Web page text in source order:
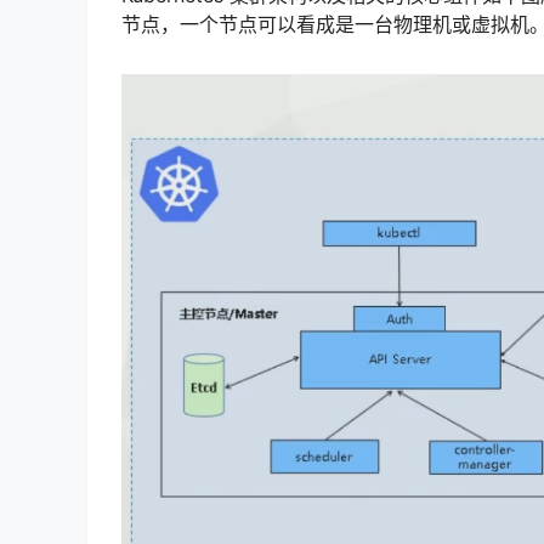
节点，一个节点可以看成是一台物理机或虚拟机